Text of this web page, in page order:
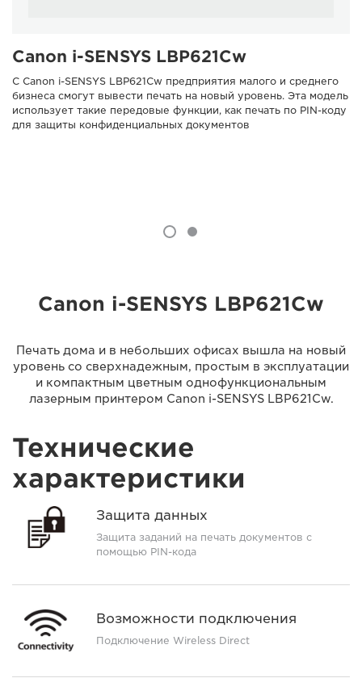
Canon i-SENSYS LBP621Cw
С Canon i-SENSYS LBP621Cw предприятия малого и среднего
бизнеса смогут вывести печать на новый уровень. Эта модель
использует такие передовые функции, как печать по PIN-коду
для защиты конфиденциальных документов
Canon i-SENSYS LBP621Cw
Печать дома и в небольших офисах вышла на новый
уровень со сверхнадежным, простым в эксплуатации
и компактным цветным однофункциональным
лазерным принтером Canon i-SENSYS LBP621Cw.
Технические
характеристики
Защита данных
Защита заданий на печать документов с
помощью PIN-кода
Возможности подключения
Подключение Wireless Direct